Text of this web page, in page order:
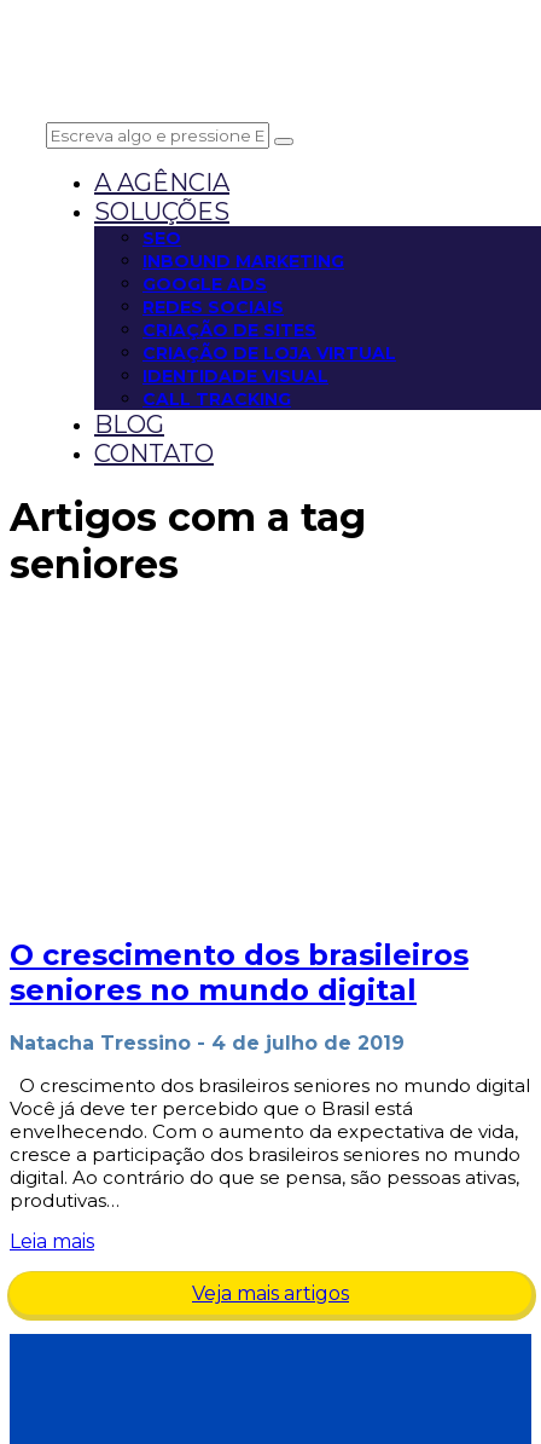
A AGÊNCIA
SOLUÇÕES
SEO
INBOUND MARKETING
GOOGLE ADS
REDES SOCIAIS
CRIAÇÃO DE SITES
CRIAÇÃO DE LOJA VIRTUAL
IDENTIDADE VISUAL
CALL TRACKING
BLOG
CONTATO
Artigos com a tag
seniores
O crescimento dos brasileiros
seniores no mundo digital
Natacha Tressino - 4 de julho de 2019
O crescimento dos brasileiros seniores no mundo digital
Você já deve ter percebido que o Brasil está
envelhecendo. Com o aumento da expectativa de vida,
cresce a participação dos brasileiros seniores no mundo
digital. Ao contrário do que se pensa, são pessoas ativas,
produtivas…
Leia mais
Veja mais artigos